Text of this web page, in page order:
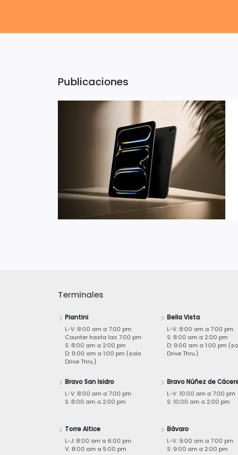
Publicaciones
Terminales
Piantini
L-V: 8:00 am a 7:00 pm
Counter hasta las 7:00 pm
S: 8:00 am a 2:00 pm
D: 9:00 am a 1:00 pm (solo
Drive Thru.)
Bella Vista
L-V: 8:00 am a 7:00 pm
S: 8:00 am a 2:00 pm
D: 9:00 am a 1:00 pm
Drive Thru.)
Bravo San Isidro
L-V: 8:00 am a 7:00 pm
S: 8:00 am a 2:00 pm
Bravo Núñez de
L-V: 10:00 am a 7:00 pm
S: 10:00 am a 2:00 pm
Torre Altice
L-J: 8:00 am a 6:00 pm
V: 8:00 am a 5:00 pm
Bávaro
L-V: 9:00 am a 7:00 pm
S: 9:00 am a 2:00 pm